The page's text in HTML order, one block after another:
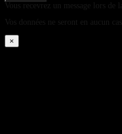
Vous recevrez un message lors de
Vos données ne seront en aucun
×